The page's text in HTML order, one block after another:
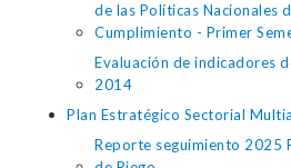
de las Políticas Nacionales
Cumplimiento - Primer
Evaluación de indicadores
2014
Plan Estratégico Sectorial
Reporte seguimiento 2025